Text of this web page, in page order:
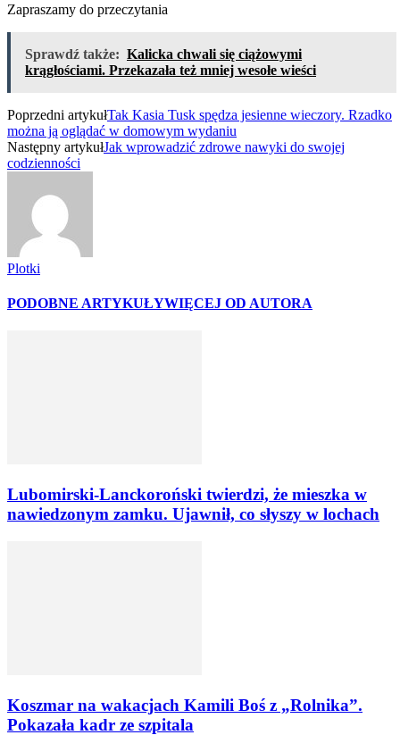
Zapraszamy do przeczytania
Sprawdź także: Kalicka chwali się ciążowymi
krągłościami. Przekazała też mniej wesołe wieści
Poprzedni artykułTak Kasia Tusk spędza jesienne wieczory. Rzadko
można ją oglądać w domowym wydaniu
Następny artykułJak wprowadzić zdrowe nawyki do swojej
codzienności
Plotki
PODOBNE ARTYKUŁYWIĘCEJ OD AUTORA
Lubomirski-Lanckoroński twierdzi, że mieszka w
nawiedzonym zamku. Ujawnił, co słyszy w lochach
Koszmar na wakacjach Kamili Boś z „Rolnika”.
Pokazała kadr ze szpitala